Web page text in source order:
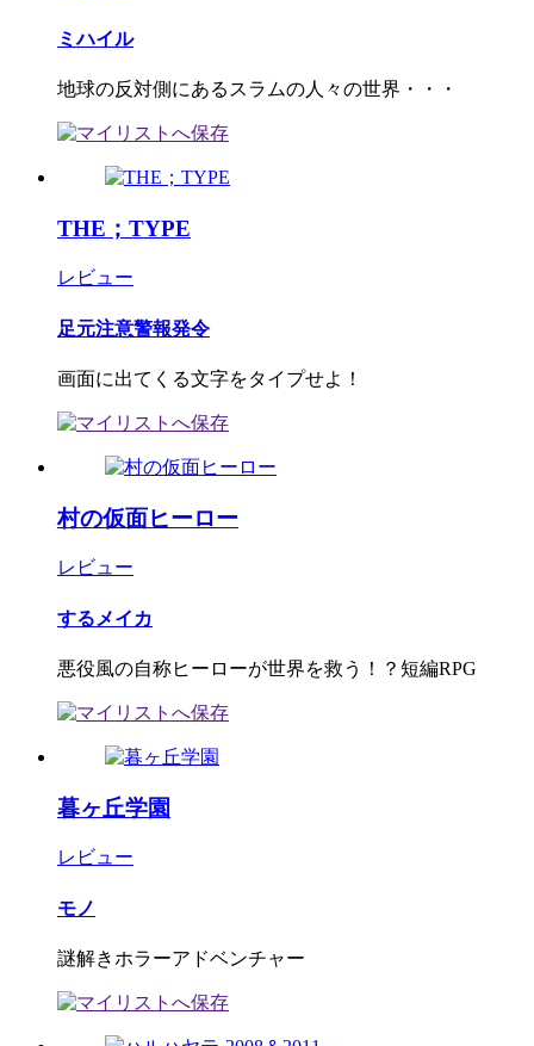
ミハイル
地球の反対側にあるスラムの人々の世界・・・
THE；TYPE
レビュー
足元注意警報発令
画面に出てくる文字をタイプせよ！
村の仮面ヒーロー
レビュー
するメイカ
悪役風の自称ヒーローが世界を救う！？短編RPG
暮ヶ丘学園
レビュー
モノ
謎解きホラーアドベンチャー